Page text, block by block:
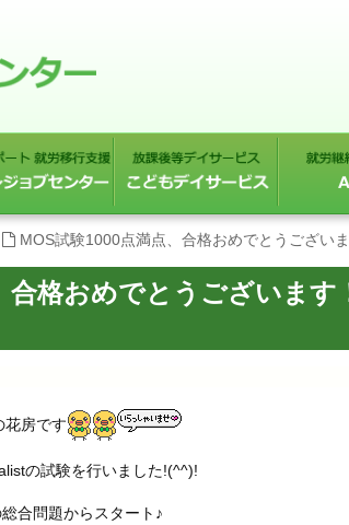
MOS試験1000点満点、合格おめでとうござい
合格おめでとうございます
花房です
の試験を行いました!(^^)!
合問題からスタート♪